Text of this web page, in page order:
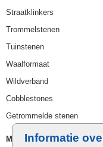
Informatie
Straatklinkers
Trommelstenen
Tuinstenen
Waalformaat
Wildverband
Cobblestones
Getrommelde stenen
Muurelementen